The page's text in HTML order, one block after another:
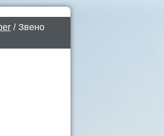
/ Звено